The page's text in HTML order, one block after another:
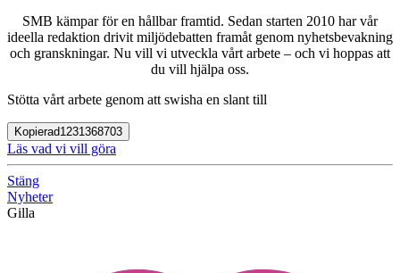
SMB kämpar för en hållbar framtid. Sedan starten 2010 har vår
ideella redaktion drivit miljödebatten framåt genom nyhetsbevakning
och granskningar. Nu vill vi utveckla vårt arbete – och vi hoppas att
du vill hjälpa oss.
Stötta vårt arbete genom att swisha en slant till
Kopierad1231368703
Läs vad vi vill göra
Stäng
Nyheter
Gilla